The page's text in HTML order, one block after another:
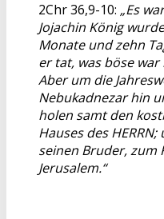
2Chr 36,9-10: „Es
Jojachin König
Monate und zehn
er tat, was böse war
Aber um die
Nebukadnezar hin
holen samt den
Hauses des
seinen Bruder, zum
Jerusalem.“